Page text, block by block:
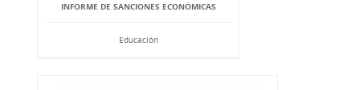
INFORME DE SANCIONES ECONÓMICAS
Educación